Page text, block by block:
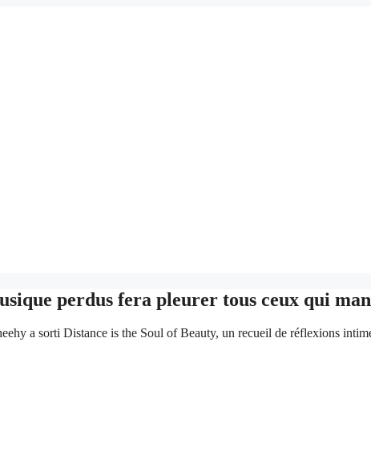
perdus fera pleurer tous ceux qui
a sorti Distance is the Soul of Beauty, un recueil de réflexions